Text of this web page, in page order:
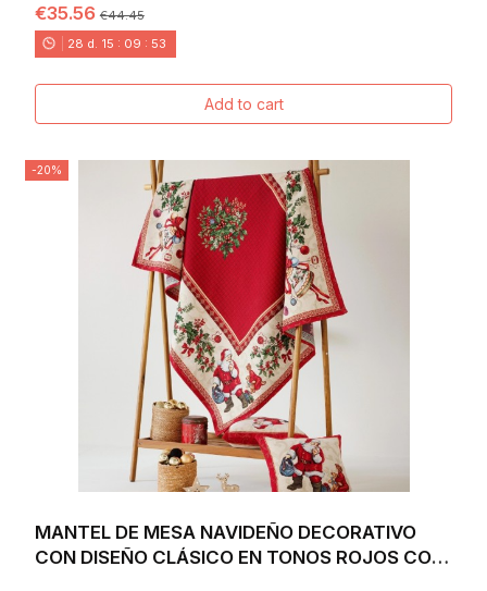
€35.56€44.45
28 d. 15 : 09 : 52
Add to cart
-20%
MANTEL DE MESA NAVIDEÑO DECORATIVO
CON DISEÑO CLÁSICO EN TONOS ROJOS CON